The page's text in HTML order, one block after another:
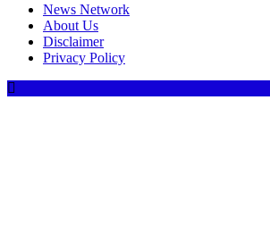
News Network
About Us
Disclaimer
Privacy Policy